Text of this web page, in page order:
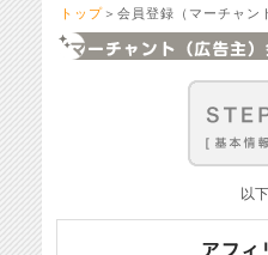
トップ ＞会員登録（マーチャン
以